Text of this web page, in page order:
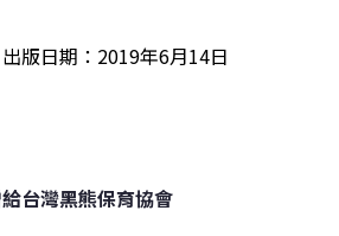
版日期：2019年6月14日
台灣黑熊保育協會